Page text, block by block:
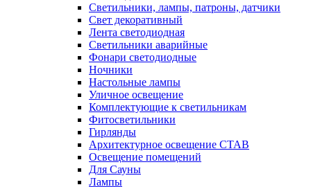
Светильники, лампы, патроны, датчики
Свет декоративный
Лента светодиодная
Светильники аварийные
Фонари светодиодные
Ночники
Настольные лампы
Уличное освещение
Комплектующие к светильникам
Фитосветильники
Гирлянды
Архитектурное освещение СТАВ
Освещение помещений
Для Сауны
Лампы